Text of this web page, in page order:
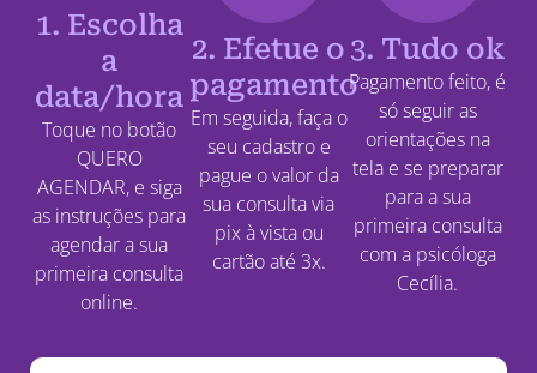
1. Escolha
a
data/hora
Toque no botão
QUERO
AGENDAR, e siga
as instruções para
agendar a sua
primeira consulta
online.
2. Efetue o
pagamento
Em seguida, faça o
seu cadastro e
pague o valor da
sua consulta via
pix à vista ou
cartão até 3x.
3. Tudo ok
Pagamento feito, é
só seguir as
orientações na
tela e se preparar
para a sua
primeira consulta
com a psicóloga
Cecília.